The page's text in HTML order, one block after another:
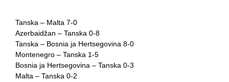
Tanska – Malta 7-0
Azerbaidžan – Tanska 0-8
Tanska – Bosnia ja Hertsegovina 8-0
Montenegro – Tanska 1-5
Bosnia ja Hertsegovina – Tanska 0-3
Malta – Tanska 0-2